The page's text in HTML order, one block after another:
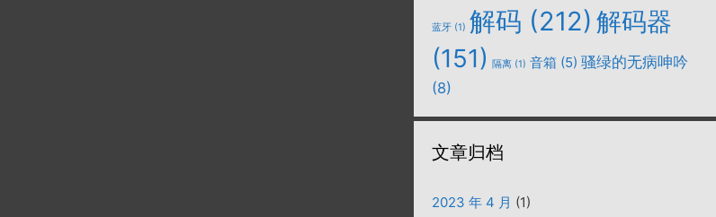
蓝牙 (1) 解码 (212) 解码器
(151) 隔离 (1) 音箱 (5) 骚绿的无病呻吟
(8)
文章归档
2023 年 4 月 (1)